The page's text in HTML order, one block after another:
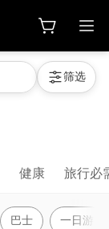
筛选
健康 旅行必
巴士 一日游